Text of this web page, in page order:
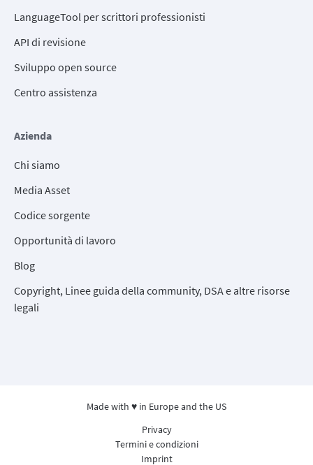
LanguageTool per scrittori professionisti
API di revisione
Sviluppo open source
Centro assistenza
Azienda
Chi siamo
Media Asset
Codice sorgente
Opportunità di lavoro
Blog
Copyright, Linee guida della community, DSA e altre risorse
legali
Made with ♥ in Europe and the US
Privacy
Termini e condizioni
Imprint